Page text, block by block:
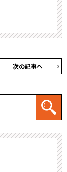
次の記事へ